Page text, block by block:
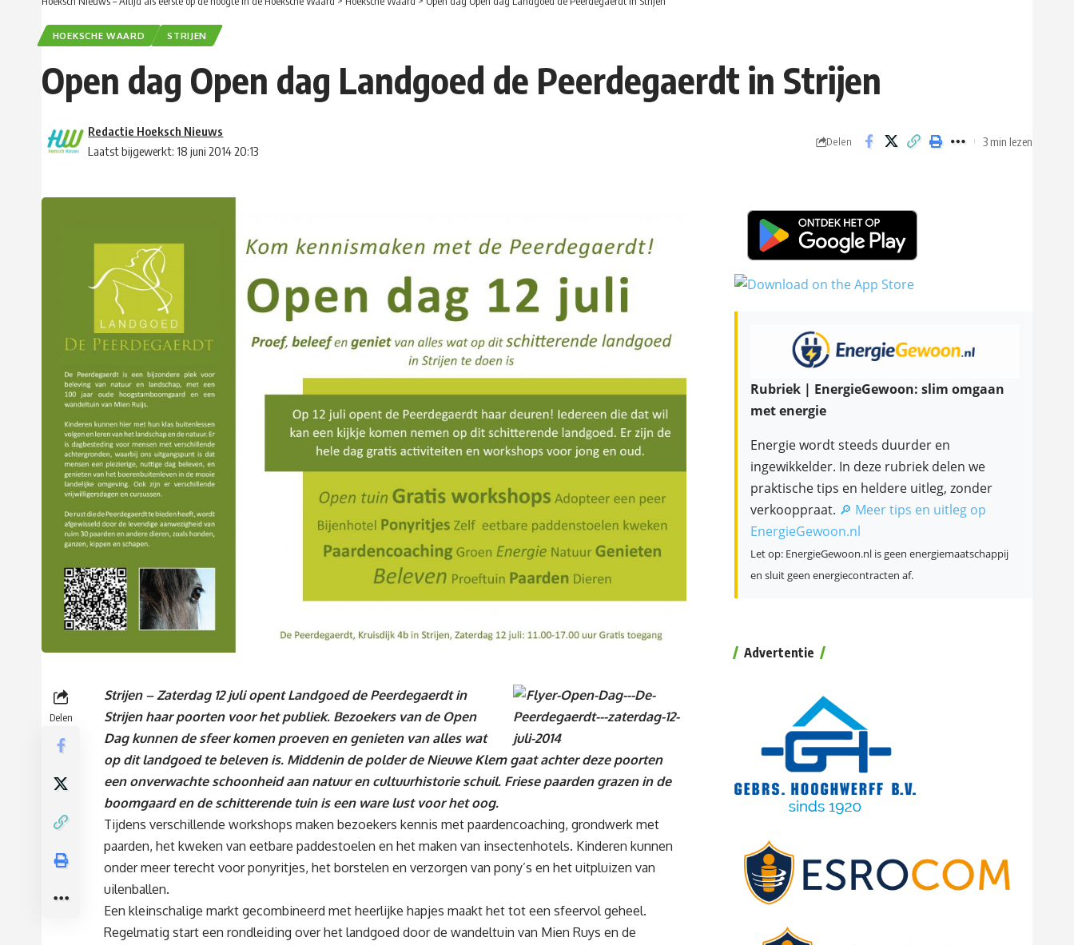
HOEKSCHE WAARD STRIJEN
Open dag Open dag Landgoed de Peerdegaerdt in Strijen
Laatst bijgewerkt: 18 juni 2014 20:13
Redactie Hoeksch Nieuws
Delen 3 min lezen
Delen
Strijen – Zaterdag 12 juli opent Landgoed de Peerdegaerdt in
Strijen haar poorten voor het publiek. Bezoekers van de Open
Dag kunnen de sfeer komen proeven en genieten van alles wat
op dit landgoed te beleven is. Middenin de polder de Nieuwe Klem gaat achter deze poorten
een onverwachte schoonheid aan natuur en cultuurhistorie schuil. Friese paarden grazen in de
boomgaard en de schitterende tuin is een ware lust voor het oog.
Tijdens verschillende workshops maken bezoekers kennis met paardencoaching, grondwerk met
paarden, het kweken van eetbare paddestoelen en het maken van insectenhotels. Kinderen kunnen
onder meer terecht voor ponyritjes, het borstelen en verzorgen van pony’s en het uitpluizen van
uilenballen.
Een kleinschalige markt gecombineerd met heerlijke hapjes maakt het tot een sfeervol geheel.
Regelmatig start een rondleiding over het landgoed door de wandeltuin van Mien Ruys en de
Rubriek | EnergieGewoon: slim omgaan
met energie
Energie wordt steeds duurder en
ingewikkelder. In deze rubriek delen we
praktische tips en heldere uitleg, zonder
verkooppraat. 🔎 Meer tips en uitleg op
EnergieGewoon.nl
Let op: EnergieGewoon.nl is geen energiemaatschappij
en sluit geen energiecontracten af.
Advertentie